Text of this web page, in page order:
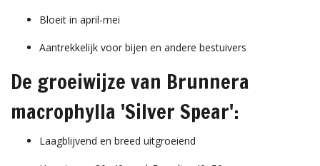
Bloeit in april-mei
Aantrekkelijk voor bijen en andere bestuivers
De groeiwijze van Brunnera
macrophylla 'Silver Spear':
Laagblijvend en breed uitgroeiend